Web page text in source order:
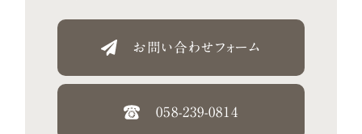
お問い合わせフォーム
058-239-0814